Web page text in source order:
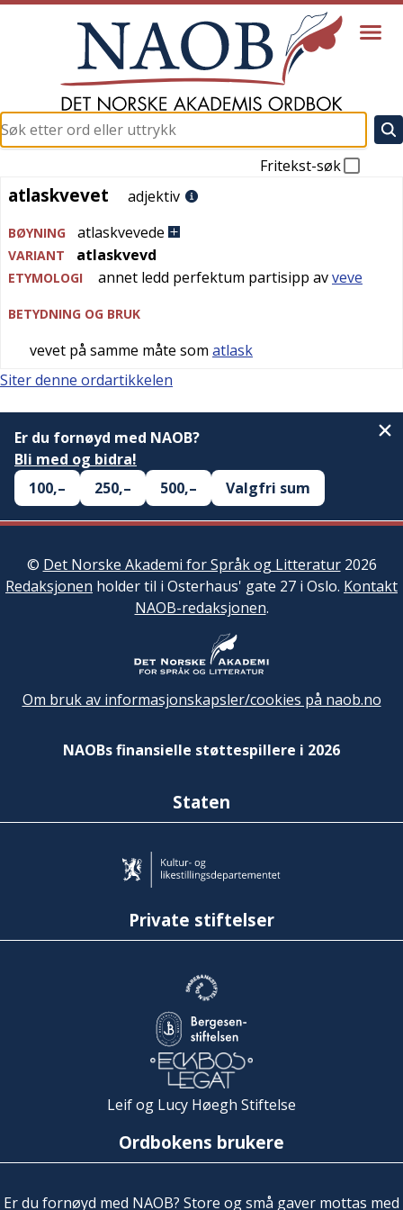
Fritekst-søk
atlaskvevet
atlaskvevet adjektiv
BØYNING atlaskvevede
VARIANT atlaskvevd
ETYMOLOGI annet ledd perfektum partisipp avveve
BETYDNING OG BRUK
vevet på samme måte som atlask
Siter denne ordartikkelen
Er du fornøyd med NAOB?
Bli med og bidra!
100,–
250,– 500,– Valgfri sum
© Det Norske Akademi for Språk og Litteratur2026
Redaksjonen holder til i Osterhaus' gate 27 i Oslo. Kontakt
NAOB-redaksjonen.
Om bruk av informasjonskapsler/cookies på naob.no
NAOBs finansielle støttespillere i 2026
Staten
Private stiftelser
Leif og Lucy Høegh Stiftelse
Ordbokens brukere
Er du fornøyd med NAOB? Store og små gaver mottas med